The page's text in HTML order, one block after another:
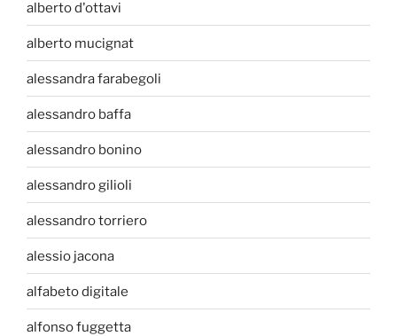
alberto d'ottavi
alberto mucignat
alessandra farabegoli
alessandro baffa
alessandro bonino
alessandro gilioli
alessandro torriero
alessio jacona
alfabeto digitale
alfonso fuggetta